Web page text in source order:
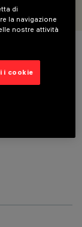
di
la navigazione
nostre attività
i cookie